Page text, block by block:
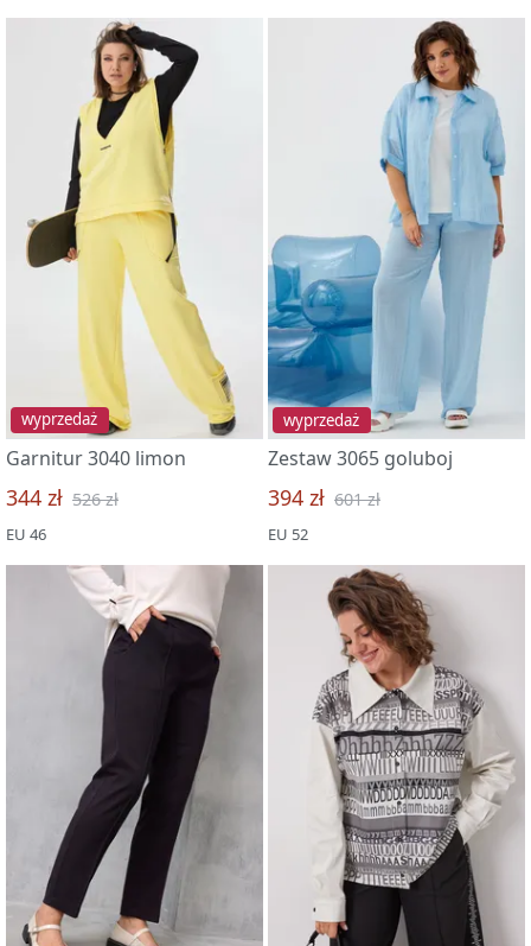
wyprzedaż
Garnitur 3040 limon
344 zł 526 zł
EU 46
wyprzedaż
Zestaw 3065 goluboj
394 zł 601 zł
EU 52